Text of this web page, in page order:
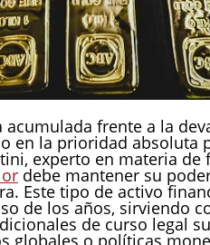
acumulada frente a la
en la prioridad absoluta
experto en materia
debe mantener su
Este tipo de activo
de los años, sirviendo
de curso legal